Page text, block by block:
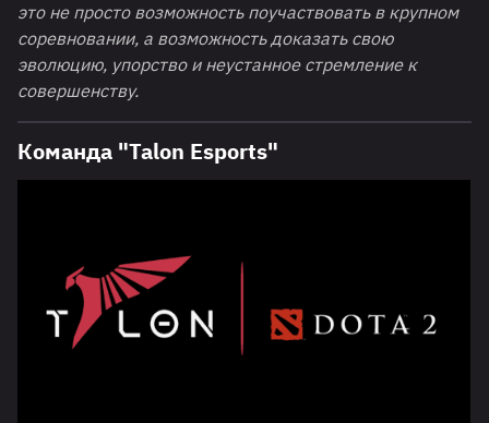
это не просто возможность поучаствовать в крупном
соревновании, а возможность доказать свою
эволюцию, упорство и неустанное стремление к
совершенству.
Команда "Talon Esports"